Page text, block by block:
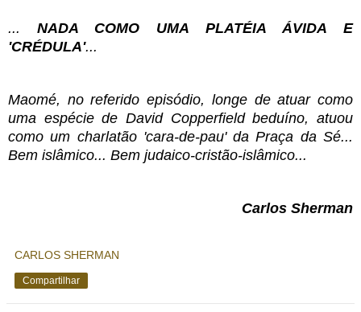
... NADA COMO UMA PLATÉIA ÁVIDA E
'CRÉDULA'...
Maomé, no referido episódio, longe de atuar como
uma espécie de David Copperfield beduíno, atuou
como um charlatão 'cara-de-pau' da Praça da Sé...
Bem islâmico... Bem judaico-cristão-islâmico...
Carlos Sherman
CARLOS SHERMAN
Compartilhar